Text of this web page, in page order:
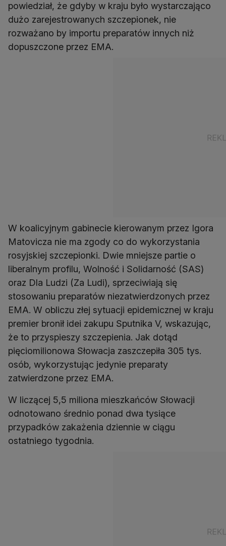
powiedział, że gdyby w kraju było wystarczająco
dużo zarejestrowanych szczepionek, nie
rozważano by importu preparatów innych niż
dopuszczone przez EMA.
W koalicyjnym gabinecie kierowanym przez Igora
Matovicza nie ma zgody co do wykorzystania
rosyjskiej szczepionki. Dwie mniejsze partie o
liberalnym profilu, Wolność i Solidarność (SAS)
oraz Dla Ludzi (Za Ludi), sprzeciwiają się
stosowaniu preparatów niezatwierdzonych przez
EMA. W obliczu złej sytuacji epidemicznej w kraju
premier bronił idei zakupu Sputnika V, wskazując,
że to przyspieszy szczepienia. Jak dotąd
pięciomilionowa Słowacja zaszczepiła 305 tys.
osób, wykorzystując jedynie preparaty
zatwierdzone przez EMA.
W liczącej 5,5 miliona mieszkańców Słowacji
odnotowano średnio ponad dwa tysiące
przypadków zakażenia dziennie w ciągu
ostatniego tygodnia.